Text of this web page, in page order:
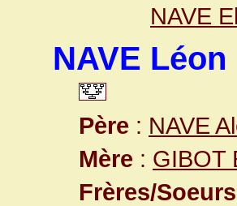
NAVE
NAVE Léon
Père : NAVE
Mère : GIBOT
Frères/Soeurs